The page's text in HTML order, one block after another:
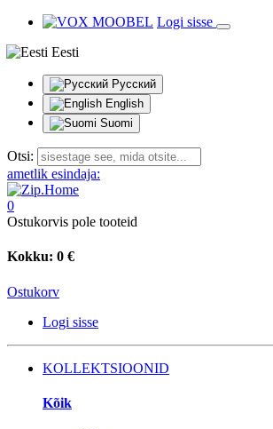
Logi sisse
Eesti
Русский
English
Suomi
Otsi:
ametlik esindaja:
0
Ostukorvis pole tooteid
Kokku: 0 €
Ostukorv
Logi sisse
KOLLEKTSIOONID
Kõik